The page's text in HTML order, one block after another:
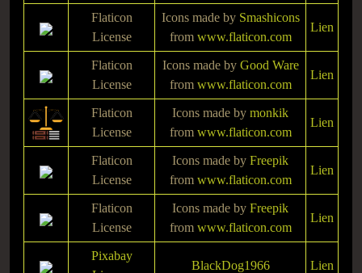
Flaticon
License
Icons made by Smashicons
from www.flaticon.com
Lien
Flaticon
License
Icons made by Good Ware
from www.flaticon.com
Lien
Flaticon
License
Icons made by monkik
from www.flaticon.com
Lien
Flaticon
License
Icons made by Freepik
from www.flaticon.com
Lien
Flaticon
License
Icons made by Freepik
from www.flaticon.com
Lien
Pixabay
BlackDog1966 Lien